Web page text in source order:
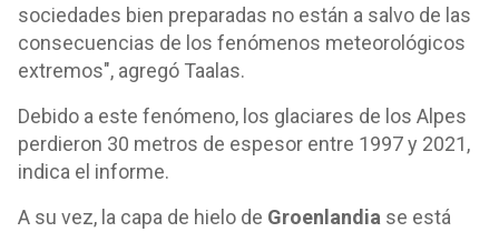
sociedades bien preparadas no están a salvo de las
consecuencias de los fenómenos meteorológicos
extremos", agregó Taalas.
Debido a este fenómeno, los glaciares de los Alpes
perdieron 30 metros de espesor entre 1997 y 2021,
indica el informe.
A su vez, la capa de hielo de Groenlandia se está